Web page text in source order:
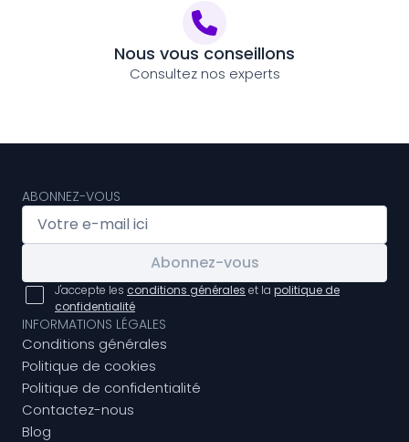
Nous vous conseillons
Consultez nos experts
ABONNEZ-VOUS
Abonnez-vous
J'accepte les conditions générales et la politique de
confidentialité
INFORMATIONS LÉGALES
Conditions générales
Politique de cookies
Politique de confidentialité
Contactez-nous
Blog